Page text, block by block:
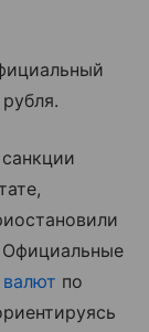
валют по